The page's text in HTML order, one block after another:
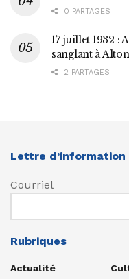
0 PARTAGES
17 juillet 1932 :
sanglant à
2 PARTAGES
Lettre d’information
Courriel
Rubriques
Actualité